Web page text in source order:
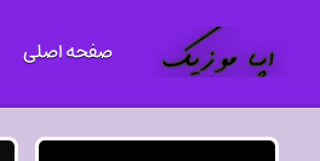
صفحه اصلی